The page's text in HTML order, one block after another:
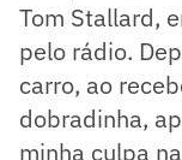
Tom Stallard,
pelo rádio.
carro, ao
dobradinha,
minha culpa